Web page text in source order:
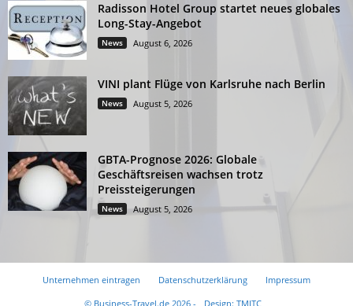
Radisson Hotel Group startet neues globales
Long-Stay-Angebot
News August 6, 2026
VINI plant Flüge von Karlsruhe nach Berlin
News August 5, 2026
GBTA-Prognose 2026: Globale
Geschäftsreisen wachsen trotz
Preissteigerungen
News August 5, 2026
Unternehmen eintragen Datenschutzerklärung
Impressum
© Business-Travel.de 2026 -
Design: TMITC